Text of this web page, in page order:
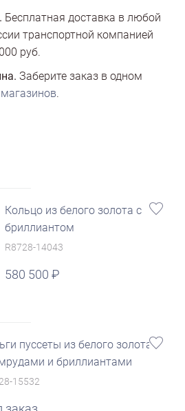
Бесплатная доставка в любой
транспортной компанией
руб.
Заберите заказ в одном
.
Кольцо из белого золота с
бриллиантом
R8728-14043
580 500
пуссеты из белого золота с
и бриллиантами
15532